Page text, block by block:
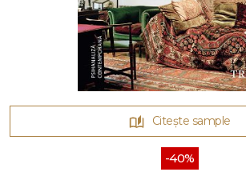
Citește sample
-40%